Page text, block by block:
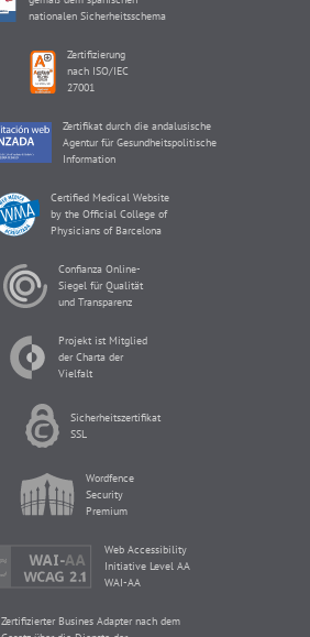
nationalen Sicherheitsschema
Zertifizierung
nach ISO/IEC
27001
Zertifikat durch die andalusische
Agentur für Gesundheitspolitische
Information
Certified Medical Website
by the Official College of
Physicians of Barcelona
Confianza Online-
Siegel für Qualität
und Transparenz
Projekt ist Mitglied
der Charta der
Vielfalt
Sicherheitszertifikat
SSL
Wordfence
Security
Premium
Web Accessibility
Initiative Level AA
WAI-AA
Zertifizierter Busines Adapter nach dem